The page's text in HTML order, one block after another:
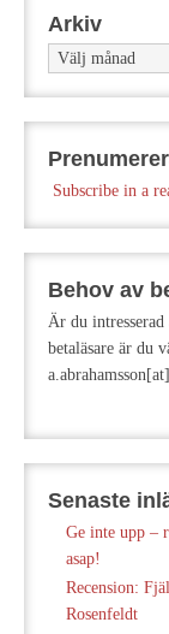
Arkiv
Arkiv
Subscribe in a
Behov av
Är du
betaläsare är du
Senaste
Ge inte upp –
asap!
Recension:
Rosenfeldt